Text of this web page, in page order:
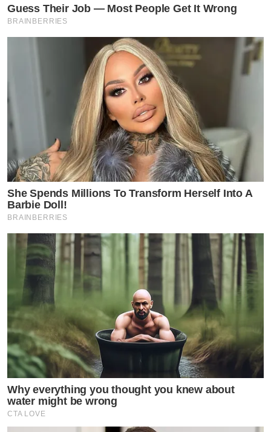
ขณะเดียวกัน หลังจากกระแสข่าวและคำถามต่างๆ ที่เกิดขึ้น
“มายด์” เองก็ได้ออกมาโพสต์คลิปวิดีโอเซลฟี่สั้นๆ พร้อม
ข้อความที่สื่อถึงความเข้มแข็งว่า “It’s time to be
หน้าและก้าวข้ามผ่านทุกสถานการณ์ที่เกิดขึ้น
การออกมาเคลื่อนไหวของเพื่อนสนิท “มายด์” ในครั้งนี้ ถือ
เป็นการดับข้อสงสัยและยืนยันถึงความเป็นตัวตนของนัก
แสดงสาวได้อย่างชัดเจน ซึ่งแสดงให้เห็นว่า “ที่รัก” ที่เธอใช้
อาจเป็นเพียงคำพูดติดปากที่แสดงถึงความเอ็นดูและความ
เป็นกันเองกับคนรอบข้างเท่านั้น
Guess Their Job — Most People Get It Wrong
BRAINBERRIES
She Spends Millions To Transform Herself Into A
Barbie Doll!
BRAINBERRIES
Why everything you thought you knew about
water might be wrong
CTA LOVE